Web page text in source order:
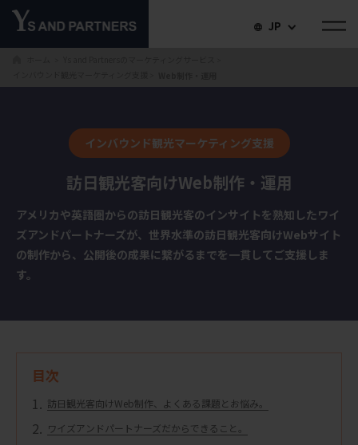
JP
インバウンド観光マーケティング支援
訪日観光客向けWeb制作・運用
アメリカや英語圏からの訪日観光客のインサイトを熟知したワイ
ズアンドパートナーズが、世界水準の訪日観光客向けWebサイト
の制作から、公開後の成果に繋がるまでを一貫してご支援しま
す。
目次
訪日観光客向けWeb制作、よくある課題とお悩み。
ワイズアンドパートナーズだからできること。